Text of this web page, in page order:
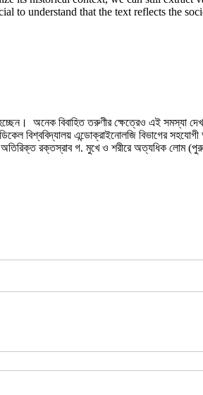
to understand that the text reflects the
অনেক বিবাহিত তরুণীর ক্ষেত্রেও এই সমস্যা
বিশ্ববিদ্যালয় এন্ডোক্রাইনোলজি বিভাগের
রক্তস্রাব গ. মুখে ও শরীরে অত্যধিক লোম